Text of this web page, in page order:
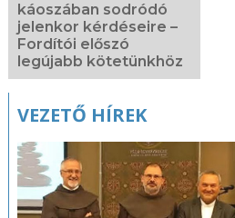
káoszában sodródó
jelenkor kérdéseire –
Fordítói előszó
legújabb kötetünkhöz
VEZETŐ HÍREK